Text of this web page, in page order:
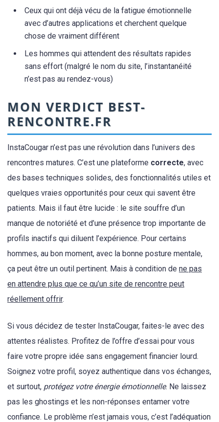
Ceux qui ont déjà vécu de la fatigue émotionnelle
avec d’autres applications et cherchent quelque
chose de vraiment différent
Les hommes qui attendent des résultats rapides
sans effort (malgré le nom du site, l’instantanéité
n’est pas au rendez-vous)
MON VERDICT BEST-
RENCONTRE.FR
InstaCougar n’est pas une révolution dans l’univers des
rencontres matures. C’est une plateforme correcte, avec
des bases techniques solides, des fonctionnalités utiles et
quelques vraies opportunités pour ceux qui savent être
patients. Mais il faut être lucide : le site souffre d’un
manque de notoriété et d’une présence trop importante de
profils inactifs qui diluent l’expérience. Pour certains
hommes, au bon moment, avec la bonne posture mentale,
ça peut être un outil pertinent. Mais à condition de ne pas
en attendre plus que ce qu’un site de rencontre peut
réellement offrir.
Si vous décidez de tester InstaCougar, faites-le avec des
attentes réalistes. Profitez de l’offre d’essai pour vous
faire votre propre idée sans engagement financier lourd.
Soignez votre profil, soyez authentique dans vos échanges,
et surtout, protégez votre énergie émotionnelle. Ne laissez
pas les ghostings et les non-réponses entamer votre
confiance. Le problème n’est jamais vous, c’est l’adéquation